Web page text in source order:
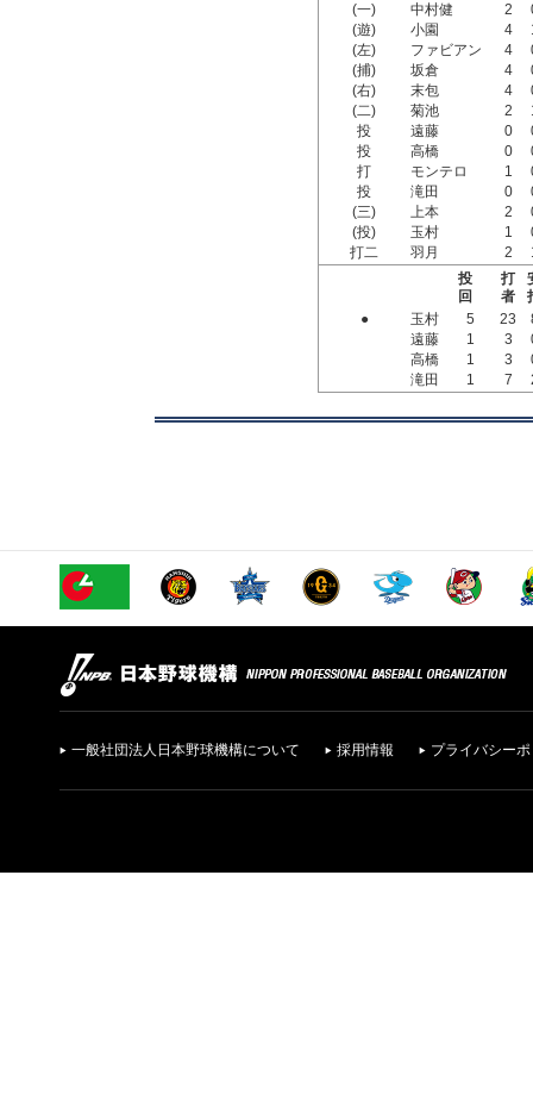
(一)
中村健 2
(遊)
小園 4
(左)
ファビアン 4
(捕)
坂倉 4
(右)
末包 4
(二)
菊池 2
投
遠藤 0
投
高橋 0
打
モンテロ 1
投
滝田 0
(三)
上本 2
(投)
玉村 1
打二
羽月 2
投
回
打
者
●
玉村 5 23
遠藤
1 3
高橋
1 3
滝田
1 7
一般社団法人日本野球機構について 採用情報 プライバシー